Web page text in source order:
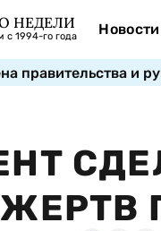
НЕДЕЛИ
с 1994-го года Новости
правительства и